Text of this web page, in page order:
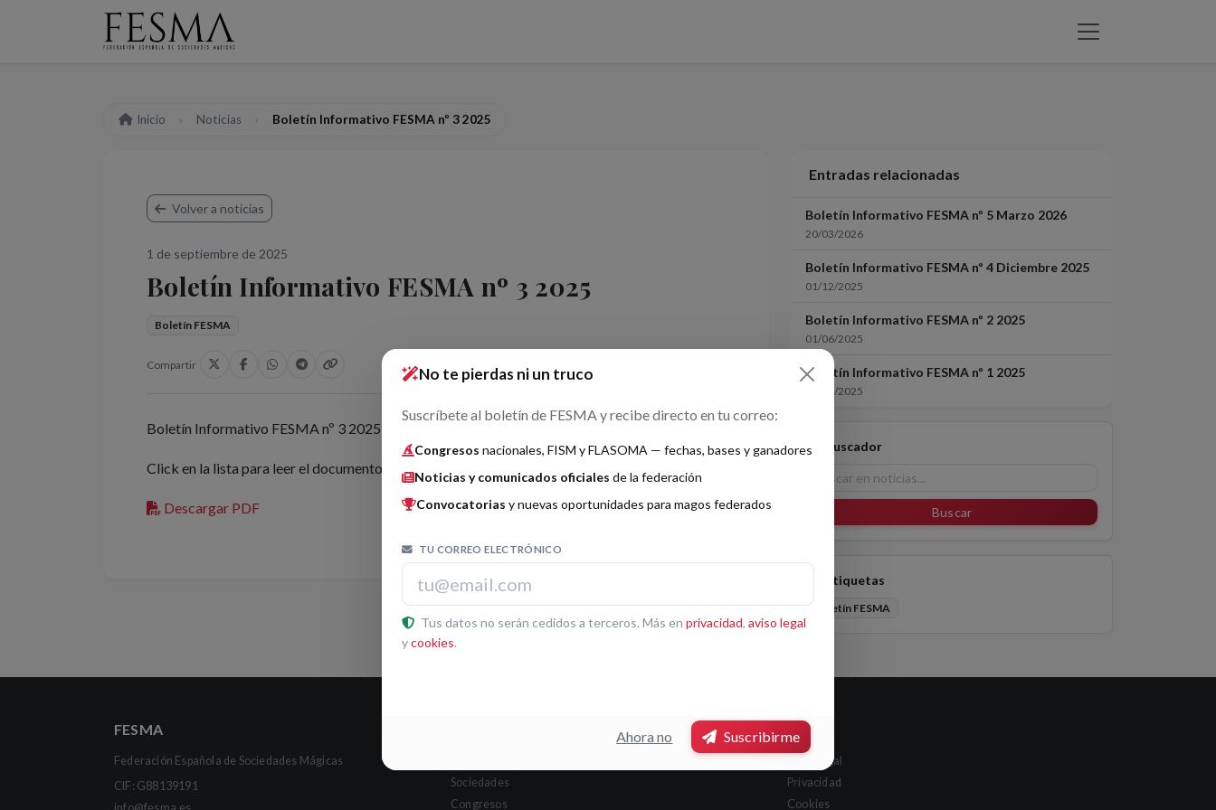
Inicio Noticias Boletín Informativo FESMA nº 3 2025
Volver a noticias
1 de septiembre de 2025
Boletín Informativo FESMA nº 3 2025
Boletín FESMA
Compartir
Boletín Informativo FESMA nº 3 2025
Click en la lista para leer el documento
Descargar PDF
Entradas relacionadas
Boletín Informativo FESMA nº 5 Marzo 2026
20/03/2026
Boletín Informativo FESMA nº 4 Diciembre 2025
01/12/2025
Boletín Informativo FESMA nº 2 2025
01/06/2025
Boletín Informativo FESMA nº 1 2025
01/04/2025
Buscador
Buscar
Etiquetas
Boletín FESMA
No te pierdas ni un truco
Suscríbete al boletín de FESMA y recibe directo en tu correo:
Congresos nacionales, FISM y FLASOMA — fechas, bases y ganadores
Noticias y comunicados oficiales de la federación
Convocatorias y nuevas oportunidades para magos federados
TU CORREO ELECTRÓNICO
Tus datos no serán cedidos a terceros. Más en privacidad, aviso legal
ycookies.
Ahora no Suscribirme
FESMA
Federación Española de Sociedades Mágicas
CIF: G88139191
Sociedades
Congresos
Legal
Aviso legal
Privacidad
Cookies